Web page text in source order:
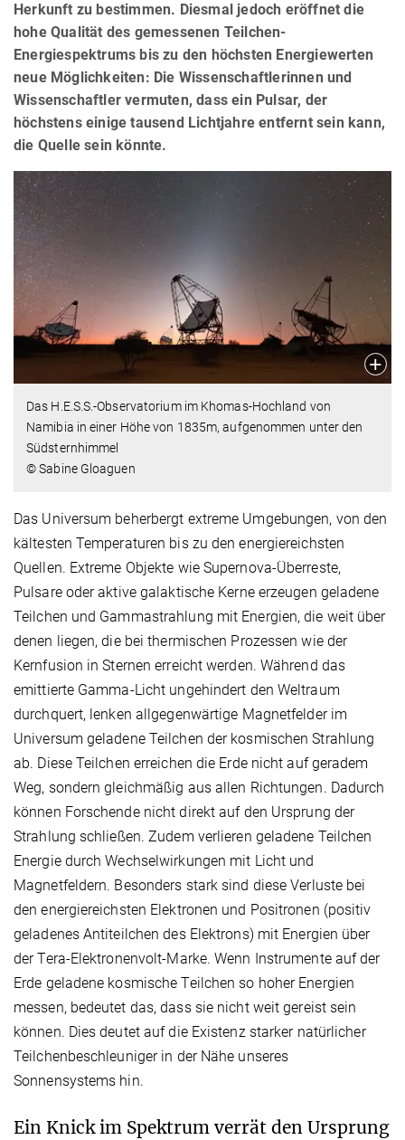
Herkunft zu bestimmen. Diesmal jedoch eröffnet die
hohe Qualität des gemessenen Teilchen-
Energiespektrums bis zu den höchsten Energiewerten
neue Möglichkeiten: Die Wissenschaftlerinnen und
Wissenschaftler vermuten, dass ein Pulsar, der
höchstens einige tausend Lichtjahre entfernt sein kann,
die Quelle sein könnte.
Das H.E.S.S.-Observatorium im Khomas-Hochland von
Namibia in einer Höhe von 1835m, aufgenommen unter den
Südsternhimmel
© Sabine Gloaguen
Das Universum beherbergt extreme Umgebungen, von den
kältesten Temperaturen bis zu den energiereichsten
Quellen. Extreme Objekte wie Supernova-Überreste,
Pulsare oder aktive galaktische Kerne erzeugen geladene
Teilchen und Gammastrahlung mit Energien, die weit über
denen liegen, die bei thermischen Prozessen wie der
Kernfusion in Sternen erreicht werden. Während das
emittierte Gamma-Licht ungehindert den Weltraum
durchquert, lenken allgegenwärtige Magnetfelder im
Universum geladene Teilchen der kosmischen Strahlung
ab. Diese Teilchen erreichen die Erde nicht auf geradem
Weg, sondern gleichmäßig aus allen Richtungen. Dadurch
können Forschende nicht direkt auf den Ursprung der
Strahlung schließen. Zudem verlieren geladene Teilchen
Energie durch Wechselwirkungen mit Licht und
Magnetfeldern. Besonders stark sind diese Verluste bei
den energiereichsten Elektronen und Positronen (positiv
geladenes Antiteilchen des Elektrons) mit Energien über
der Tera-Elektronenvolt-Marke. Wenn Instrumente auf der
Erde geladene kosmische Teilchen so hoher Energien
messen, bedeutet das, dass sie nicht weit gereist sein
können. Dies deutet auf die Existenz starker natürlicher
Teilchenbeschleuniger in der Nähe unseres
Sonnensystems hin.
Ein Knick im Spektrum verrät den Ursprung